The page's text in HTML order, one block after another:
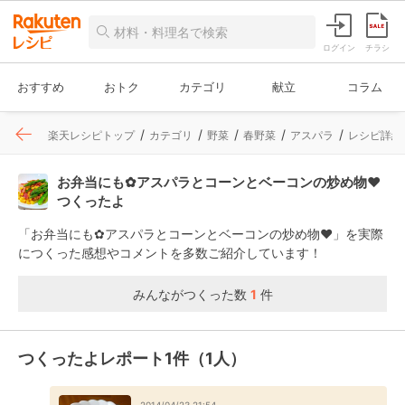
ログイン チラシ
おすすめ おトク カテゴリ 献立 コラム
楽天レシピトップ カテゴリ 野菜 春野菜 アスパラ レシピ詳細
お弁当にも✿アスパラとコーンとベーコンの炒め物❤
つくったよ
「お弁当にも✿アスパラとコーンとベーコンの炒め物❤」を実際
につくった感想やコメントを多数ご紹介しています！
みんながつくった数 1 件
つくったよレポート1件（1人）